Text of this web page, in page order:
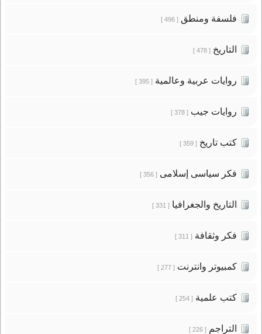
فلسفة ومنطق[ 496 ]
التاريخ[ 478 ]
روايات عربية وعالمية[ 395 ]
روايات جيب[ 378 ]
كتب تاريخ[ 359 ]
فكر سياسى إسلامى[ 356 ]
التاريخ والجغرافيا[ 331 ]
فكر وثقافة[ 311 ]
كمبيوتر وانترنت[ 277 ]
كتب علمية[ 254 ]
التراجم[ 226 ]